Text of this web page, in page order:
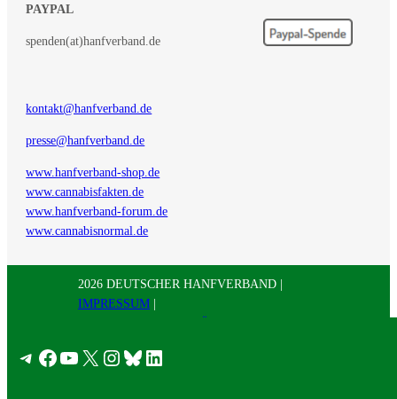
PAYPAL
spenden(at)hanfverband.de
kontakt@hanfverband.de
presse@hanfverband.de
www.hanfverband-shop.de
www.cannabisfakten.de
www.hanfverband-forum.de
www.cannabisnormal.de
2026 DEUTSCHER HANFVERBAND |
IMPRESSUM |
Telegram
Facebook
YouTube
X Instagram
Bluesky
LinkedIn